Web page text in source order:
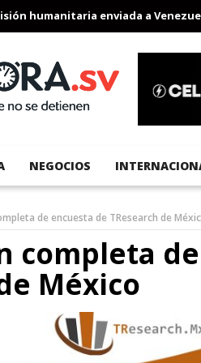
enviada a Venezuela
NEGOCIOS
de encuesta de TResearch de
completa
México